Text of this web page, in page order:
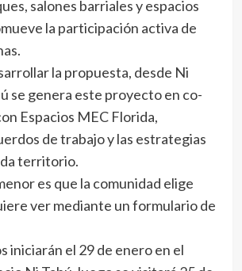
salones barriales y espacios
la participación activa de
la propuesta, desde Ni
se genera este proyecto en co-
Espacios MEC Florida,
de trabajo y las estrategias
territorio.
es que la comunidad elige
ver mediante un formulario de
iniciarán el 29 de enero en el